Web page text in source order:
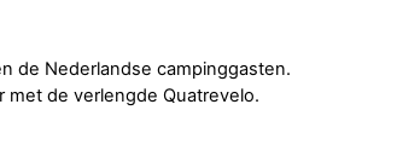
de Nederlandse campinggasten.
met de verlengde Quatrevelo.